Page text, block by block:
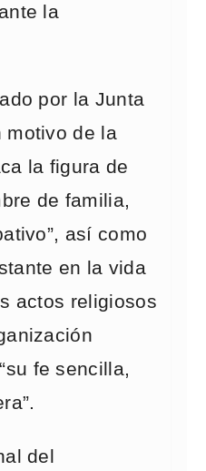
la
por la Junta
motivo de la
la figura de
de familia,
así como
en la vida
actos religiosos
fe sencilla,
del